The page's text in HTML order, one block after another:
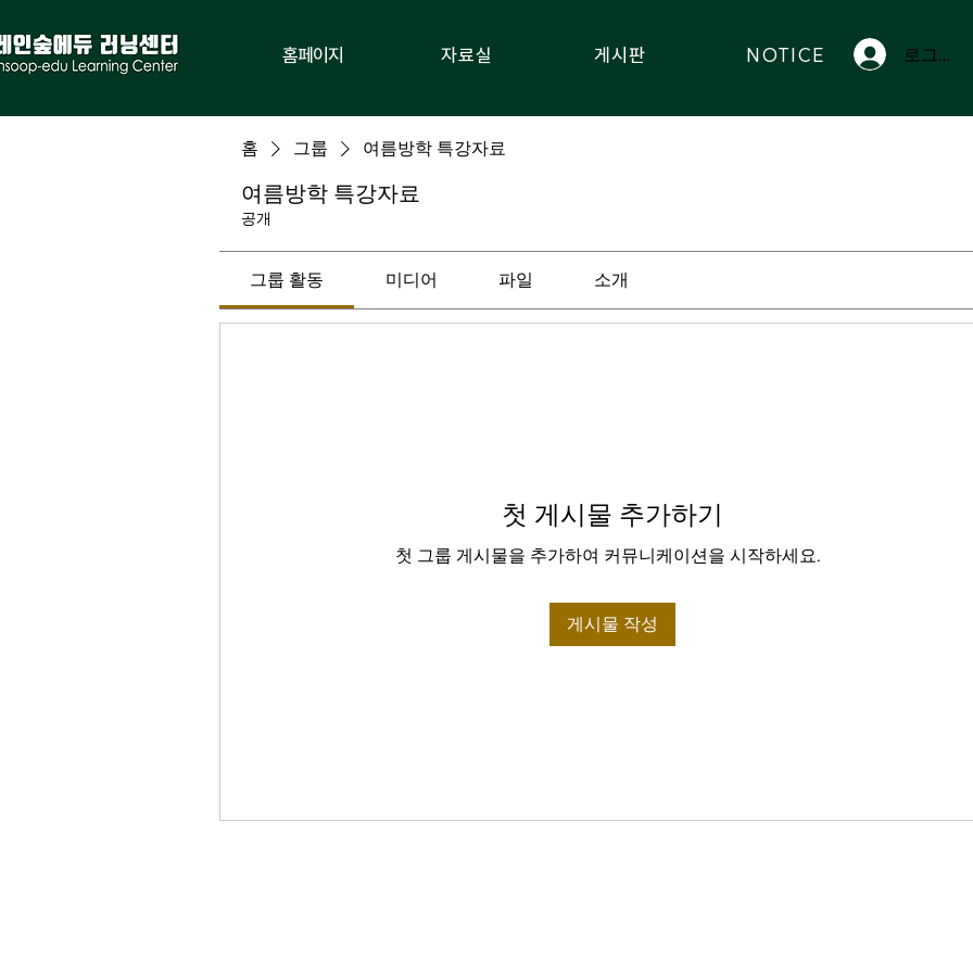
홈페이지 로그인
자료실 게시판 NOTICE
홈 그룹 여름방학 특강자료
여름방학 특강자료
공개
그룹 활동 미디어 파일 소개
첫 게시물 추가하기
첫 그룹 게시물을 추가하여 커뮤니케이션을 시작하세요.
게시물 작성